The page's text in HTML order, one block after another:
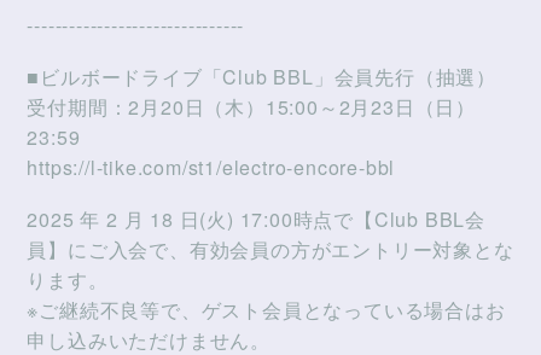
-------------------------------
■ビルボードライブ「Club BBL」会員先行（抽選）
受付期間：2月20日（木）15:00～2月23日（日）
23:59
https://l-tike.com/st1/electro-encore-bbl
2025 年 2 月 18 日(火) 17:00時点で【Club BBL会
員】にご入会で、有効会員の方がエントリー対象とな
ります。
※ご継続不良等で、ゲスト会員となっている場合はお
申し込みいただけません。